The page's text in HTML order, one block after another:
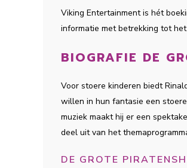
Viking Entertainment is hét
informatie met betrekking tot
BIOGRAFIE DE
Voor stoere kinderen biedt
willen in hun fantasie een
muziek maakt hij er een
deel uit van het
DE GROTE